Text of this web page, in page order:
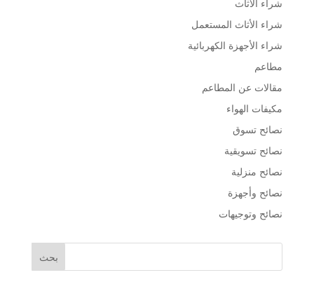
شراء الأثاث
شراء الأثاث المستعمل
شراء الأجهزة الكهربائية
مطاعم
مقالات عن المطاعم
مكيفات الهواء
نصائح تسوق
نصائح تسويقية
نصائح منزلية
نصائح وأجهزة
نصائح وتوجيهات